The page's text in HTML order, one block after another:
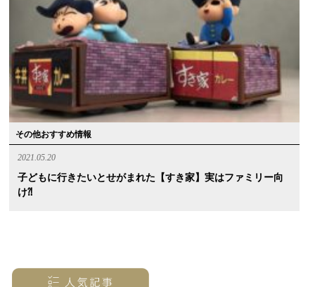
その他おすすめ情報
2021.05.20
子どもに行きたいとせがまれた【すき家】実はファミリー向
け⁈